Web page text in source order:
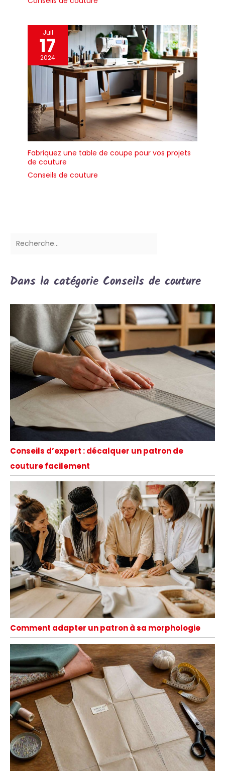
Juil
17
2024
Fabriquez une table de coupe pour vos projets
de couture
Conseils de couture
Dans la catégorie Conseils de couture
Conseils d’expert : décalquer un patron de
couture facilement
Comment adapter un patron à sa morphologie